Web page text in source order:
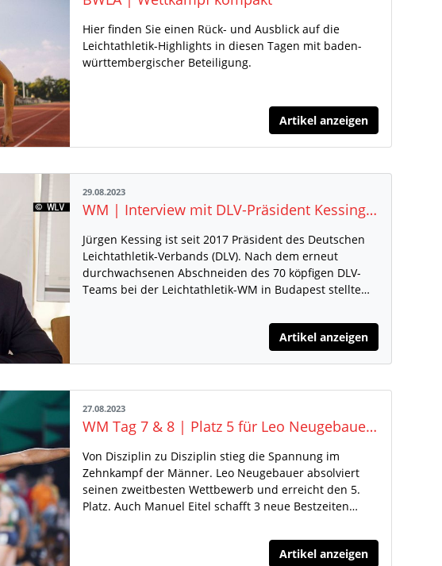
Hier finden Sie einen Rück- und Ausblick auf die
Leichtathletik-Highlights in diesen Tagen mit baden-
württembergischer Beteiligung.
Artikel anzeigen
29.08.2023
WM | Interview mit DLV-Präsident Kessing aus Budapest
Jürgen Kessing ist seit 2017 Präsident des Deutschen
Leichtathletik-Verbands (DLV). Nach dem erneut
durchwachsenen Abschneiden des 70 köpfigen DLV-
Teams bei der Leichtathletik-WM in Budapest stellte…
Artikel anzeigen
27.08.2023
WM Tag 7 & 8 | Platz 5 für Leo Neugebauer, Platz 11 für Manuel Eitel - so verlief der Zehnkampf
Von Disziplin zu Disziplin stieg die Spannung im
Zehnkampf der Männer. Leo Neugebauer absolviert
seinen zweitbesten Wettbewerb und erreicht den 5.
Platz. Auch Manuel Eitel schafft 3 neue Bestzeiten…
Artikel anzeigen